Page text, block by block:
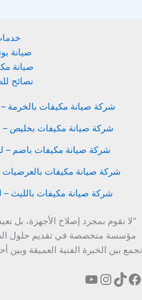
صيانة
صيانة
نصائح
شركة صيانة مكيفات بالخرمة – للايجار
شركة صيانة مكيفات بخليص – للايجار
شركة صيانة مكيفات باضم – للايجار
شركة صيانة مكيفات بالعرضيات – للايجار
شركة صيانة مكيفات بالليث – للايجار
"لا نقوم بمجرد إصلاح الأجهزة، بل
مؤسسة متخصصة في تقديم حلول
نجمع بين الخبرة الفنية العميقة